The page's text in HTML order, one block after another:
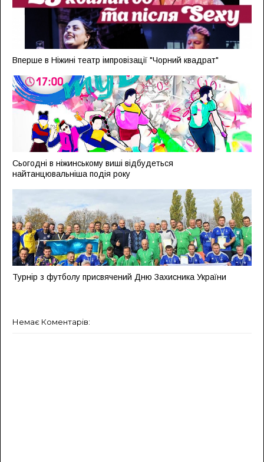
Вперше в Ніжині театр імпровізації "Чорний квадрат"
Сьогодні в ніжинському виші відбудеться
найтанцювальніша подія року
Турнір з футболу присвячений Дню Захисника України
Немає Коментарів: